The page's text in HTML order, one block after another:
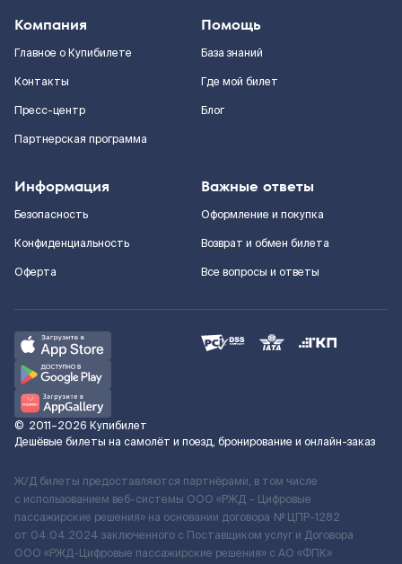
Компания
Главное о Купибилете
Контакты
Пресс-центр
Партнерская программа
Помощь
База знаний
Где мой билет
Блог
Информация
Безопасность
Конфиденциальность
Оферта
Важные ответы
Оформление и покупка
Возврат и обмен билета
Все вопросы и ответы
© 2011–2026 Купибилет
Дешёвые билеты на самолёт и поезд, бронирование и онлайн-заказ
Ж/Д билеты предоставляются партнёрами, в том числе
с использованием веб-системы ООО «РЖД – Цифровые
пассажирские решения» на основании договора № ЦПР-1282
от 04.04.2024 заключенного с Поставщиком услуг и Договора
ООО «РЖД-Цифровые пассажирские решения» c АО «ФПК»